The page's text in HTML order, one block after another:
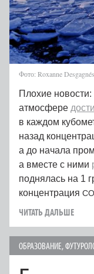
Фото: Roxanne
Плохие
атмосфере
в каждом
назад
а до начала
а вместе с ними
поднялась на 1
концентрация
ЧИТАТЬ ДАЛЬШЕ
ОБРАЗОВАНИЕ,